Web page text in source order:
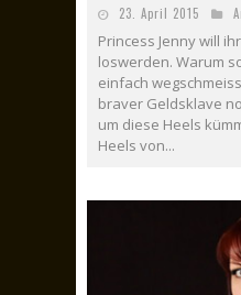
23. April 2015
Princess Jenny will
loswerden. Warum
einfach
braver Geldsklave
um diese Heels
Heels von...